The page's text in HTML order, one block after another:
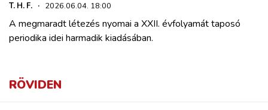
T. H. F. · 2026.06.04. 18:00
A megmaradt létezés nyomai a XXII. évfolyamát taposó
periodika idei harmadik kiadásában.
RÖVIDEN